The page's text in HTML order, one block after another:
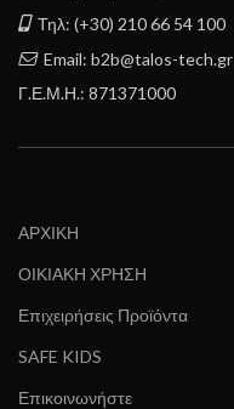
Τηλ: (+30) 210 66 54 100
Email: b2b@talos-tech.gr
Γ.Ε.Μ.Η.: 871371000
ΑΡΧΙΚΗ
ΟΙΚΙΑΚΗ ΧΡΗΣΗ
Επιχειρήσεις Προϊόντα
SAFE KIDS
Επικοινωνήστε